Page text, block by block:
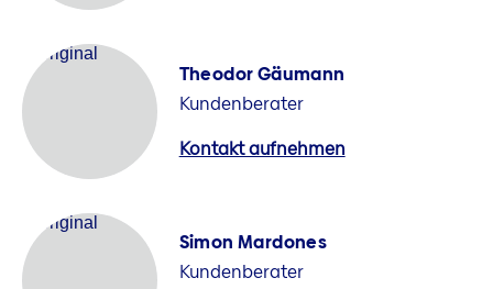
Theodor Gäumann
Kundenberater
Kontakt aufnehmen
Simon Mardones
Kundenberater